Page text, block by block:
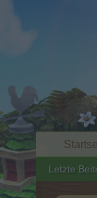
Letzte